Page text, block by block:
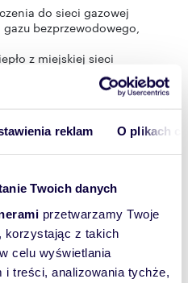
reklam O plikach
Twoich danych
przetwarzamy Twoje
korzystając z takich
celu wyświetlania
treści, analizowania tychże,
do sieci gazowej
bezprzewodowego,
z miejskiej sieci
z niskoemisyjnych